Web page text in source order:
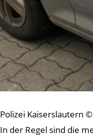
Polizei Kaiserslautern
In der Regel sind die